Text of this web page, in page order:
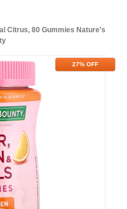
Citrus, 80 Gummies Nature's
27% OFF